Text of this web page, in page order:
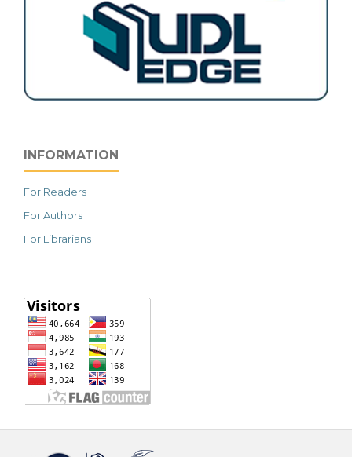
INFORMATION
For Readers
For Authors
For Librarians